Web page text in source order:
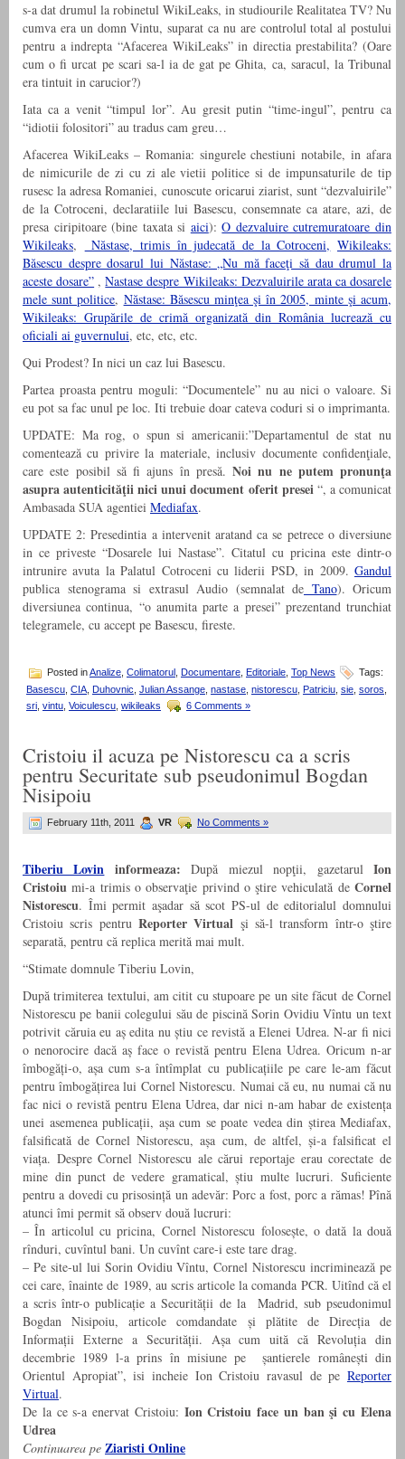
s-a dat drumul la robinetul WikiLeaks, in studiourile Realitatea TV? Nu
cumva era un domn Vintu, suparat ca nu are controlul total al postului
pentru a indrepta “Afacerea WikiLeaks” in directia prestabilita? (Oare
cum o fi urcat pe scari sa-l ia de gat pe Ghita, ca, saracul, la Tribunal
era tintuit in carucior?)
Iata ca a venit “timpul lor”. Au gresit putin “time-ingul”, pentru ca
“idiotii folositori” au tradus cam greu…
Afacerea WikiLeaks – Romania: singurele chestiuni notabile, in afara
de nimicurile de zi cu zi ale vietii politice si de impunsaturile de tip
rusesc la adresa Romaniei, cunoscute oricarui ziarist, sunt “dezvaluirile”
de la Cotroceni, declaratiile lui Basescu, consemnate ca atare, azi, de
presa ciripitoare (bine taxata si aici):O dezvaluire cutremuratoare din
Wikileaks, Năstase, trimis în judecată de la Cotroceni, Wikileaks:
Băsescu despre dosarul lui Năstase: „Nu mă faceţi să dau drumul la
aceste dosare” ,Nastase despre Wikileaks: Dezvaluirile arata ca dosarele
mele sunt politice, Năstase: Băsescu minţea şi în 2005, minte şi acum,
Wikileaks: Grupările de crimă organizată din România lucrează cu
oficiali ai guvernului, etc, etc, etc.
Qui Prodest? In nici un caz lui Basescu.
Partea proasta pentru moguli: “Documentele” nu au nici o valoare. Si
eu pot sa fac unul pe loc. Iti trebuie doar cateva coduri si o imprimanta.
UPDATE: Ma rog, o spun si americanii:”Departamentul de stat nu
comentează cu privire la materiale, inclusiv documente confidenţiale,
care este posibil să fi ajuns în presă. Noi nu ne putem pronunţa
asupra autenticităţii nici unui document oferit presei “, a comunicat
Ambasada SUA agentiei Mediafax.
UPDATE 2: Presedintia a intervenit aratand ca se petrece o diversiune
in ce priveste “Dosarele lui Nastase”. Citatul cu pricina este dintr-o
intrunire avuta la Palatul Cotroceni cu liderii PSD, in 2009. Gandul
publica stenograma si extrasul Audio (semnalat de Tano). Oricum
diversiunea continua, “o anumita parte a presei” prezentand trunchiat
telegramele, cu accept pe Basescu, fireste.
Posted inAnalize Colimatorul Documentare Editoriale Top News
Tags:
Basescu, CIA, Duhovnic, Julian Assange, nastase, nistorescu, Patriciu, sie, soros,
sri vintu Voiculescu wikileaks 6 Comments »
Cristoiu il acuza pe Nistorescu ca a scris
pentru Securitate sub pseudonimul Bogdan
Nisipoiu
February 11th, 2011 VR No Comments »
Tiberiu Lovin informeaza: După miezul nopţii, gazetarulIon
Cristoiu mi-a trimis o observaţie privind o ştire vehiculată de Cornel
Nistorescu. Îmi permit aşadar să scot PS-ul de editorialul domnului
Cristoiu scris pentru Reporter Virtual şi să-l transform într-o ştire
separată, pentru că replica merită mai mult.
“Stimate domnule Tiberiu Lovin,
După trimiterea textului, am citit cu stupoare pe un site făcut de Cornel
Nistorescu pe banii colegului său de piscină Sorin Ovidiu Vîntu un text
potrivit căruia eu aș edita nu știu ce revistă a Elenei Udrea. N-ar fi nici
o nenorocire dacă aș face o revistă pentru Elena Udrea. Oricum n-ar
îmbogăți-o, așa cum s-a întîmplat cu publicațiile pe care le-am făcut
pentru îmbogățirea lui Cornel Nistorescu. Numai că eu, nu numai că nu
fac nici o revistă pentru Elena Udrea, dar nici n-am habar de existența
unei asemenea publicații, așa cum se poate vedea din știrea Mediafax,
falsificată de Cornel Nistorescu, așa cum, de altfel, și-a falsificat el
viața. Despre Cornel Nistorescu ale cărui reportaje erau corectate de
mine din punct de vedere gramatical, știu multe lucruri. Suficiente
pentru a dovedi cu prisosință un adevăr: Porc a fost, porc a rămas! Pînă
atunci îmi permit să observ două lucruri:
– În articolul cu pricina, Cornel Nistorescu folosește, o dată la două
rînduri, cuvîntul bani. Un cuvînt care-i este tare drag.
– Pe site-ul lui Sorin Ovidiu Vîntu, Cornel Nistorescu incriminează pe
cei care, înainte de 1989, au scris articole la comanda PCR. Uitînd că el
a scris într-o publicație a Securității de la Madrid, sub pseudonimul
Bogdan Nisipoiu, articole comdandate și plătite de Direcția de
Informații Externe a Securității. Așa cum uită că Revoluția din
decembrie 1989 l-a prins în misiune pe șantierele românești din
Orientul Apropiat”, isi incheie Ion Cristoiu ravasul de pe Reporter
Virtual.
De la ce s-a enervat Cristoiu: Ion Cristoiu face un ban şi cu Elena
Udrea
Continuarea pe Ziaristi Online